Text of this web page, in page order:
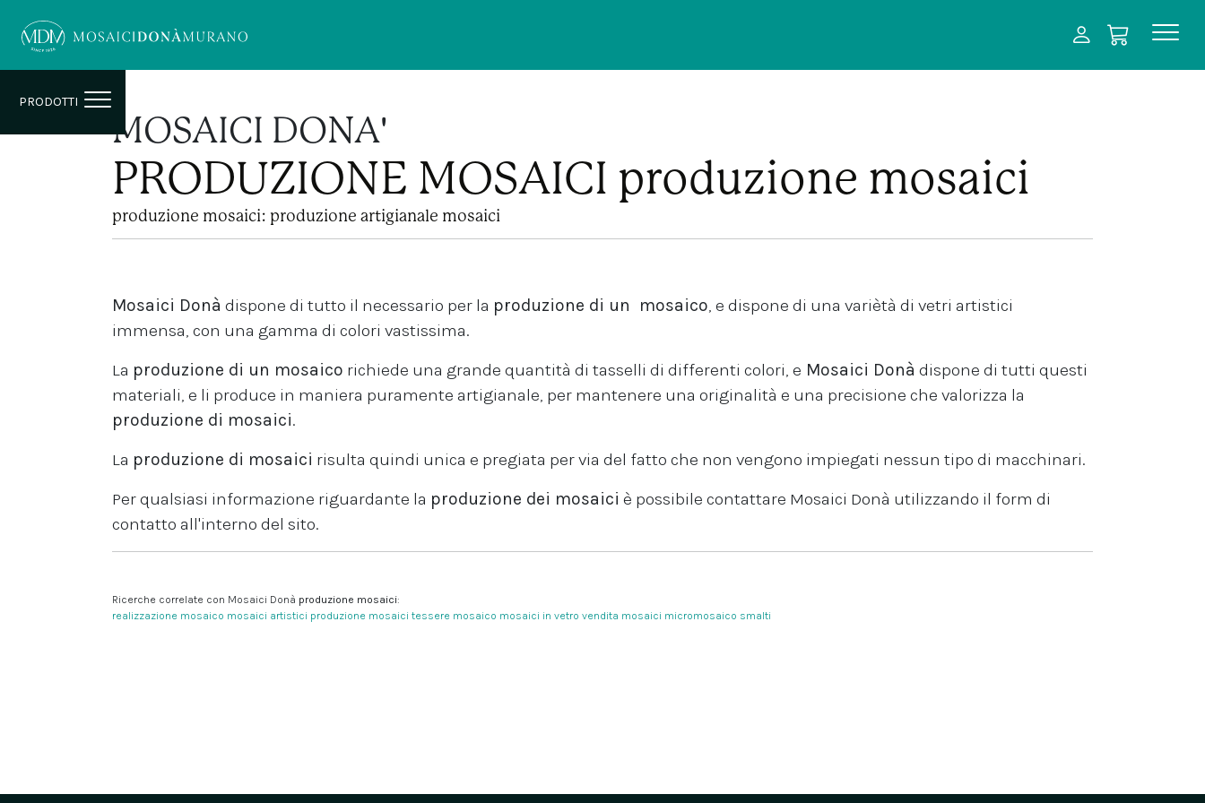
PRODOTTI
MOSAICI DONA'
PRODUZIONE MOSAICI produzione mosaici
produzione mosaici: produzione artigianale mosaici
Mosaici Donà dispone di tutto il necessario per la produzione di un mosaico, e dispone di una variètà di vetri artistici
immensa, con una gamma di colori vastissima.
La produzione di un mosaico richiede una grande quantità di tasselli di differenti colori, e Mosaici Donà dispone di tutti questi
materiali, e li produce in maniera puramente artigianale, per mantenere una originalità e una precisione che valorizza la
produzione di mosaici.
La produzione di mosaici risulta quindi unica e pregiata per via del fatto che non vengono impiegati nessun tipo di macchinari.
Per qualsiasi informazione riguardante la produzione dei mosaici è possibile contattare Mosaici Donà utilizzando il form di
contatto all'interno del sito.
Ricerche correlate con Mosaici Donà produzione mosaici:
realizzazione mosaico mosaici artistici produzione mosaici tessere mosaico mosaici in vetro vendita mosaici micromosaico smalti